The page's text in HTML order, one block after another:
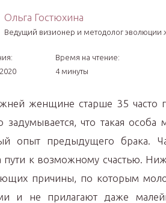
Ольга Гостюхина
Ведущий визионер и методолог эволюции
Время на чтение:
4 минуты
женщине старше 35 часто
задумывается, что такая
опыт предыдущего брака.
пути к возможному счастью.
причины, по которым
и не прилагают даже